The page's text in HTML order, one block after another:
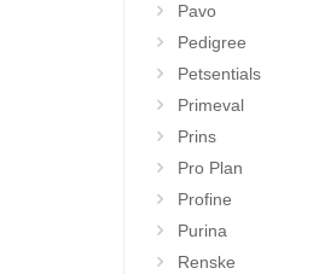
Pavo
Pedigree
Petsentials
Primeval
Prins
Pro Plan
Profine
Purina
Renske